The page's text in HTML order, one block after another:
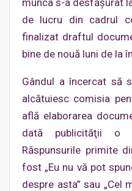
munca s-a desfăşurat
de lucru din cadrul
finalizat draftul
bine de nouă luni de la
Gândul a încercat să
alcătuiesc comisia
află elaborarea
dată publicităţii o
Răspunsurile primite
fost „Eu nu vă pot
despre asta” sau „Cel